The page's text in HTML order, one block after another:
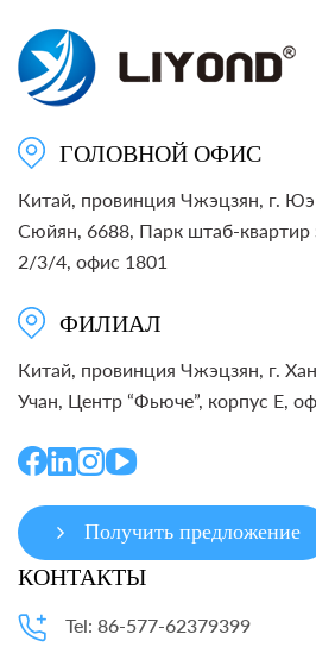
ГОЛОВНОЙ ОФИС
Китай, провинция Чжэцзян, г.
Сюйян, 6688, Парк штаб-квартир
2/3/4, офис 1801
ФИЛИАЛ
Китай, провинция Чжэцзян, г.
Учан, Центр “Фьюче”, корпус E,
Получить предложение
КОНТАКТЫ
Tel: 86-577-62379399